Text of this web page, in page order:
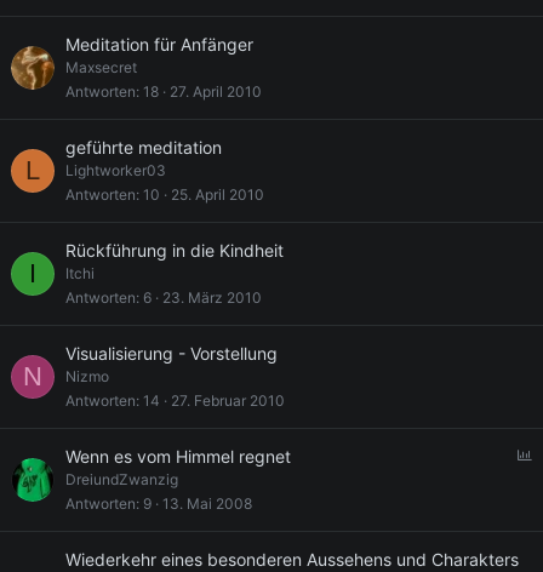
Meditation für Anfänger
Maxsecret
Antworten 18 27. April 2010
L
geführte meditation
Lightworker03
Antworten 10 25. April 2010
I
Rückführung in die Kindheit
Itchi
Antworten 6 23. März 2010
N
Visualisierung - Vorstellung
Nizmo
Antworten 14 27. Februar 2010
Wenn es vom Himmel regnet
DreiundZwanzig
Antworten 9 13. Mai 2008
Wiederkehr eines besonderen Aussehens und Charakters